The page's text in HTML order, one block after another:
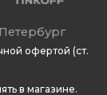
офертой (ст.
в магазине.